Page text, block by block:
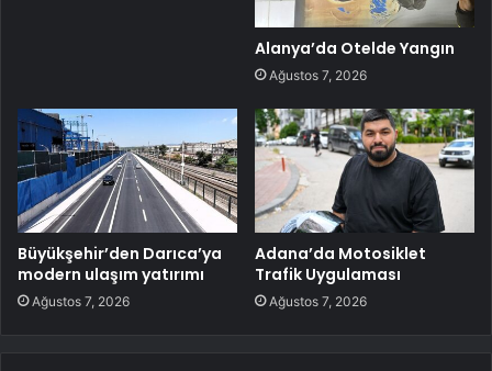
Alanya’da Otelde Yangın
Ağustos 7, 2026
Büyükşehir’den Darıca’ya
modern ulaşım yatırımı
Ağustos 7, 2026
Adana’da Motosiklet
Trafik Uygulaması
Ağustos 7, 2026